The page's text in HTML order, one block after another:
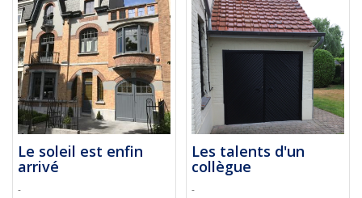
Le soleil est enfin
arrivé
-
Les talents d'un
collègue
-